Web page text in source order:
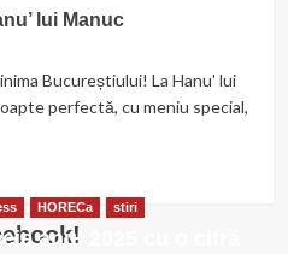
lui Manuc
Bucureștiului! La Hanu' lui
perfectă, cu meniu special,
HORECa stiri
anul 2025 cu o cifră